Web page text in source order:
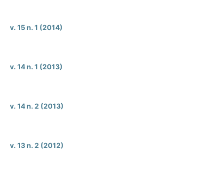
v. 15 n. 1 (2014)
v. 14 n. 1 (2013)
v. 14 n. 2 (2013)
v. 13 n. 2 (2012)